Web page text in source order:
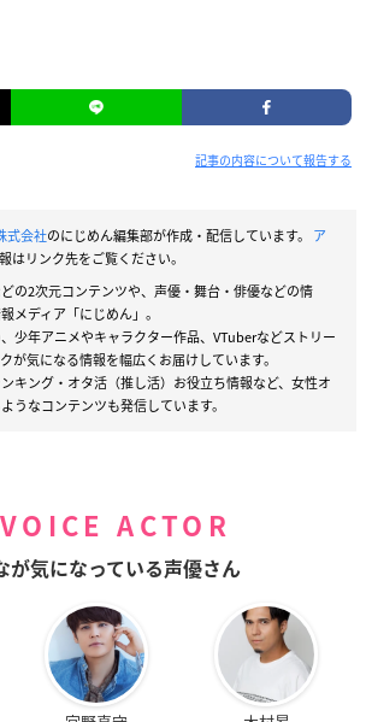
記事の内容について報告する
式会社のにじめん編集部が作成・配信しています。 ア
はリンク先をご覧ください。
の2次元コンテンツや、声優・舞台・俳優などの情
メディア「にじめん」。
少年アニメやキャラクター作品、VTuberなどストリー
が気になる情報を幅広くお届けしています。
キング・オタ活（推し活）お役立ち情報など、女性オ
うなコンテンツも発信しています。
VOICE ACTOR
が気になっている声優さん